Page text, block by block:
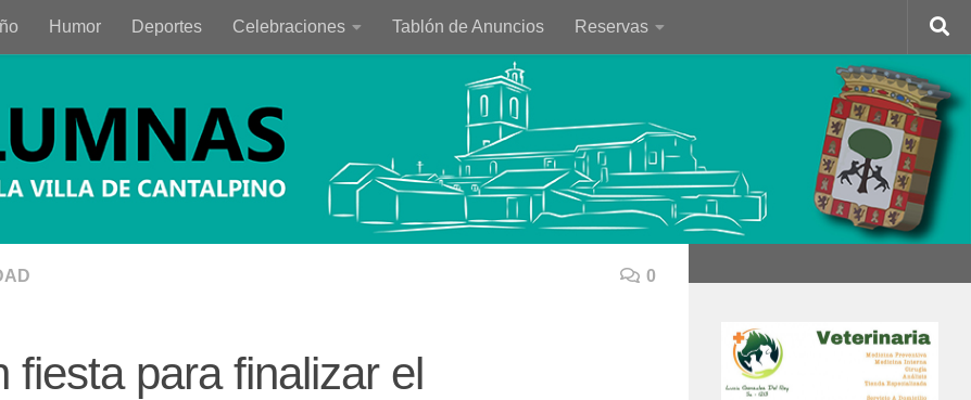
Humor Deportes Celebraciones Tablón de Anuncios Reservas
0
fiesta para finalizar el